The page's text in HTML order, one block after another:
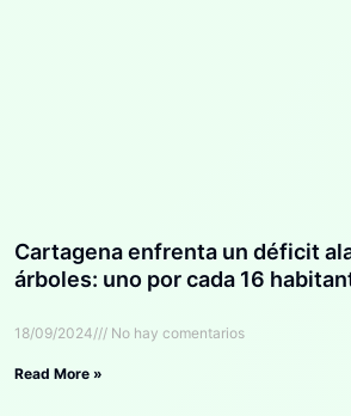
Cartagena enfrenta un déficit
árboles: uno por cada 16
18/09/2024 No hay comentarios
Read More »